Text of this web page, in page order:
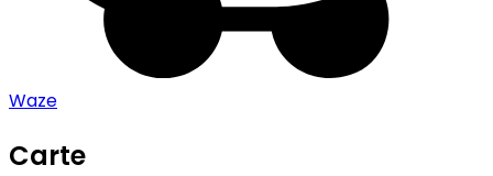
Waze
Carte